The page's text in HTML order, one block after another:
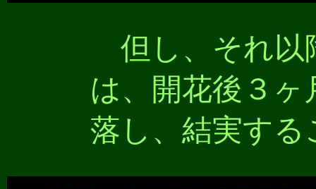
但し、それ以
は、開花後３
落し、結実す